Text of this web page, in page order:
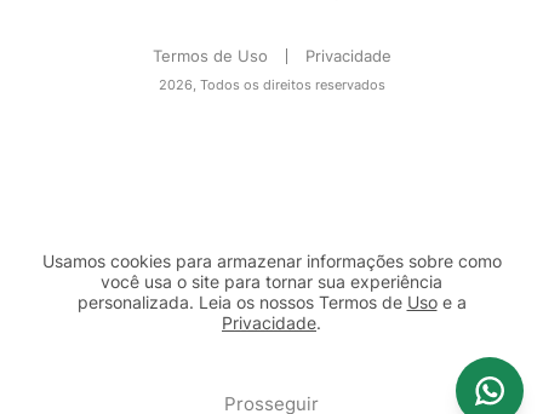
Termos de Uso Privacidade
2026, Todos os direitos reservados
Usamos cookies para armazenar informações sobre como
você usa o site para tornar sua experiência
personalizada. Leia os nossos Termos de Usoe a
Privacidade.
Prosseguir